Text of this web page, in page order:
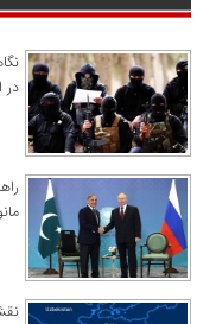
در